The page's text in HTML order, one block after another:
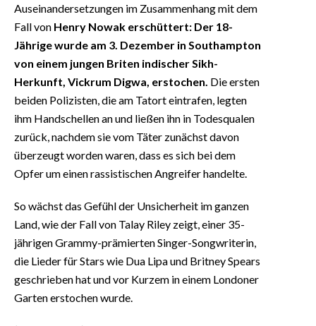
Auseinandersetzungen im Zusammenhang mit dem
Fall von Henry Nowak erschüttert: Der 18-
Jährige wurde am 3. Dezember in Southampton
von einem jungen Briten indischer Sikh-
Herkunft, Vickrum Digwa, erstochen. Die ersten
beiden Polizisten, die am Tatort eintrafen, legten
ihm Handschellen an und ließen ihn in Todesqualen
zurück, nachdem sie vom Täter zunächst davon
überzeugt worden waren, dass es sich bei dem
Opfer um einen rassistischen Angreifer handelte.
So wächst das Gefühl der Unsicherheit im ganzen
Land, wie der Fall von Talay Riley zeigt, einer 35-
jährigen Grammy-prämierten Singer-Songwriterin,
die Lieder für Stars wie Dua Lipa und Britney Spears
geschrieben hat und vor Kurzem in einem Londoner
Garten erstochen wurde.